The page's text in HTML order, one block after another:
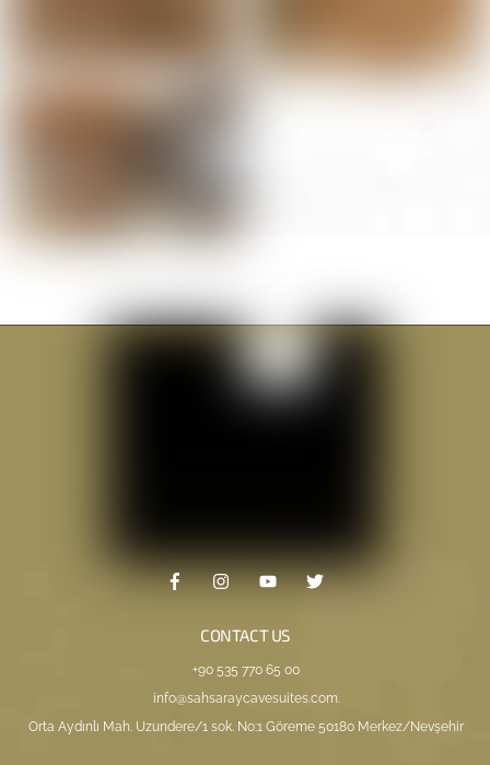
CONTACT US
+90 535 770 65 00
info@sahsaraycavesuites.com.
Orta Aydınlı Mah. Uzundere/1 sok. No:1 Göreme 50180 Merkez/Nevşehir